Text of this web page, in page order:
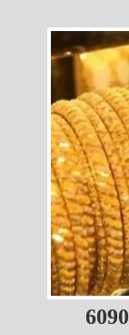
ارتفاع سعر الذهب عيار 21 إلى 6090